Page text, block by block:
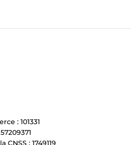
: 101331
: 1749119